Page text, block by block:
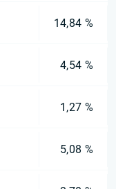
14,84 %
4,54 %
1,27 %
5,08 %